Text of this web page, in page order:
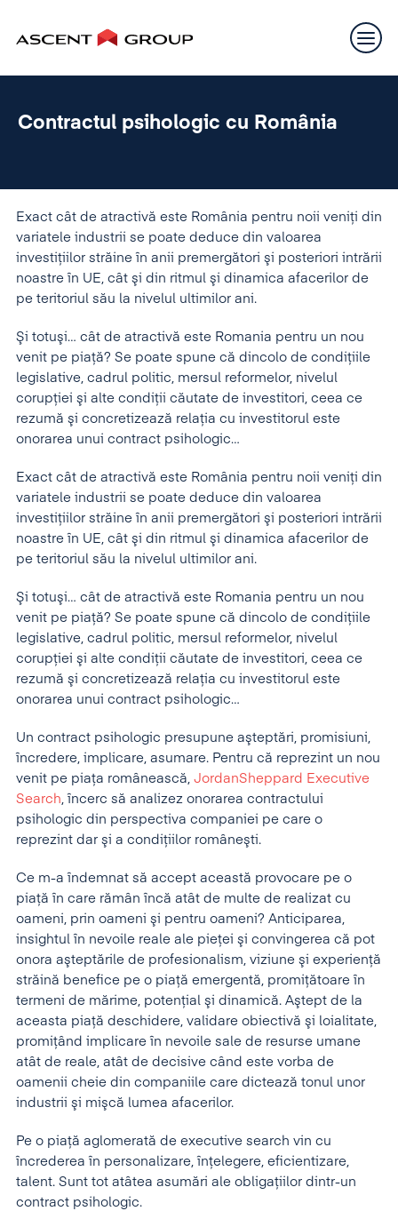
Contractul psihologic cu România
Exact cât de atractivă este România pentru noii veniţi din
variatele industrii se poate deduce din valoarea
investiţiilor străine în anii premergători şi posteriori intrării
noastre în UE, cât şi din ritmul şi dinamica afacerilor de
pe teritoriul său la nivelul ultimilor ani.
Şi totuşi… cât de atractivă este Romania pentru un nou
venit pe piaţă? Se poate spune că dincolo de condiţiile
legislative, cadrul politic, mersul reformelor, nivelul
corupţiei şi alte condiţii căutate de investitori, ceea ce
rezumă şi concretizează relaţia cu investitorul este
onorarea unui contract psihologic…
Exact cât de atractivă este România pentru noii veniţi din
variatele industrii se poate deduce din valoarea
investiţiilor străine în anii premergători şi posteriori intrării
noastre în UE, cât şi din ritmul şi dinamica afacerilor de
pe teritoriul său la nivelul ultimilor ani.
Şi totuşi… cât de atractivă este Romania pentru un nou
venit pe piaţă? Se poate spune că dincolo de condiţiile
legislative, cadrul politic, mersul reformelor, nivelul
corupţiei şi alte condiţii căutate de investitori, ceea ce
rezumă şi concretizează relaţia cu investitorul este
onorarea unui contract psihologic…
Un contract psihologic presupune aşteptări, promisiuni,
încredere, implicare, asumare. Pentru că reprezint un nou
venit pe piaţa românească, JordanSheppard Executive
Search, încerc să analizez onorarea contractului
psihologic din perspectiva companiei pe care o
reprezint dar şi a condiţiilor româneşti.
Ce m-a îndemnat să accept această provocare pe o
piaţă în care rămân încă atât de multe de realizat cu
oameni, prin oameni şi pentru oameni? Anticiparea,
insightul în nevoile reale ale pieţei şi convingerea că pot
onora aşteptările de profesionalism, viziune şi experienţă
străină benefice pe o piaţă emergentă, promiţătoare în
termeni de mărime, potenţial şi dinamică. Aştept de la
aceasta piaţă deschidere, validare obiectivă şi loialitate,
promiţând implicare în nevoile sale de resurse umane
atât de reale, atât de decisive când este vorba de
oamenii cheie din companiile care dictează tonul unor
industrii şi mişcă lumea afacerilor.
Pe o piaţă aglomerată de executive search vin cu
încrederea în personalizare, înţelegere, eficientizare,
talent. Sunt tot atâtea asumări ale obligaţiilor dintr-un
contract psihologic.